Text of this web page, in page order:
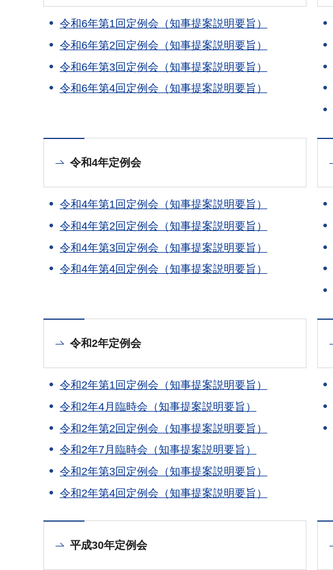
令和6年第1回定例会（知事提案説明要旨）
令和6年第2回定例会（知事提案説明要旨）
令和6年第3回定例会（知事提案説明要旨）
令和6年第4回定例会（知事提案説明要旨）
令和4年定例会
令和4年第1回定例会（知事提案説明要旨）
令和4年第2回定例会（知事提案説明要旨）
令和4年第3回定例会（知事提案説明要旨）
令和4年第4回定例会（知事提案説明要旨）
令和2年定例会
令和2年第1回定例会（知事提案説明要旨）
令和2年4月臨時会（知事提案説明要旨）
令和2年第2回定例会（知事提案説明要旨）
令和2年7月臨時会（知事提案説明要旨）
令和2年第3回定例会（知事提案説明要旨）
令和2年第4回定例会（知事提案説明要旨）
平成30年定例会